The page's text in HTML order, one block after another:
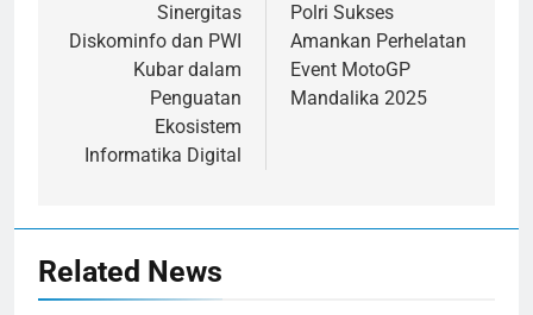
Sinergitas
Diskominfo dan PWI
Kubar dalam
Penguatan
Ekosistem
Informatika Digital
Polri Sukses
Amankan Perhelatan
Event MotoGP
Mandalika 2025
Related News